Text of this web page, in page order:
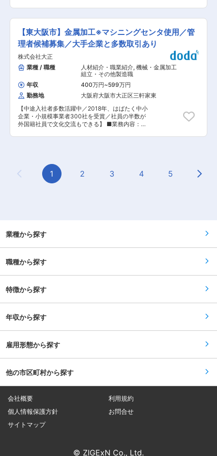
社工場保有・豊富な実績のもとで他にない商品を
社内で連携して製造・お客様にお届けしていま
を超えて会社全体で連携しながら仕事を進められ
るのも強みです。
範囲：会社の定める業務
ク・バス等）の点検・整備・修理等をご担当いた
だきます。 ・定期点検・緊急時修理 ・エンジン
やミッション等の分解整備 ・電装の点検・修理
【変更の範囲：会社の定める業務】 ■魅力： ・
整備と受付業務が分業されているため、整備士の
窓口対応は一切なし ・2〜4名のチームで取り組
むため、安心して仕事ができる体制 ・大型車整備
に必要な補助設備（フロアリフト等）も充実 ・業
務で使用する工具は会社が貸与、共用工具も充実
・鈑金・塗装も分業しており、各専用ブースあり
・入社時にOJT、その後は技術取得のための研修
あり ・有休取得率も高い！ ■社員の声： ◆大型
車は初めてだったので重量が心配でしたが、専用
工具が完備されていてすぐ重さにも慣れました。
乗用車と比べ大きくて不安がありましたが、先輩
のフォローもあり、設備や工具が充実していて思
もあり整備作業に集中できませんでした。そんな
中UDで働いていた友人から窓口対応もなく人間
関係もいいことを聞き、転職を決めました。 （中
研修なども行っています。 ■就業環境： ・法人
す。 ・残業抑制に取り組んでおり、平均残業は月
20〜30時間程度です。 ■将来のキャリアパス：
・整備のスペシャリストはもちろん、検査員、技
ローラー等幅広いキャリアにチャレンジできま
【東大阪市】金属加工※マシニングセンタ使用／管
理者候補募集／大手企業と多数取引あり
株式会社大正
業種 / 職種
人材紹介・職業紹介, 機械・金属加工
組立・その他製造職
年収
400万円~599万円
勤務地
大阪府大阪市大正区三軒家東
【中途入社者多数活躍中／2018年、はばたく中小
企業・小規模事業者300社を受賞／社員の半数が
外国籍社員で文化交流もできる】 ■業務内容：
工のためのプログラミング→切削加工 ※毎回違っ
た図面が来るので、どのように加工できるかアイ
デアを出しながら業務を進めていただくことがで
どおり、うち同社社員が40名、派遣（グループ会
社）の方も多く在籍しています。ご年齢は20代〜
50代と幅広くご活躍されています（ボリュームゾ
の大きな特徴として、社員の5割(工場は7割)が外
本在住者の方など様々ですが、みなさん技術習得
の意欲は高いです。日本語も堪能なため、円滑に
コミュニケーションを取っていただけます。 ま
す。 ※メディア掲載実績→http://www.sankyo-
しい案件に自由な発想で取り組めます 《環境も
◎》働きやすさを追求。意見や要望も大歓迎 精密
機械部品を1929年創業時より製造し、技術を磨い
災機器等業界等と幅広く納入しております。小ロ
習得することが可能です。 ■取引先： (株)ダイヘ
ン/ヤマトプロテック(株)/大成工業
(株)/(株)LIXIL/(株)千代田精機といった大手企業が
メインです。また、2018年にははばたく中小企
の範囲：会社の定める業務
Previous Page
1 2 3 4 5
業種から探す
職種から探す
特徴から探す
年収から探す
雇用形態から探す
他の市区町村から探す
会社概要
利用規約
個人情報保護方針
お問合せ
サイトマップ
© ZIGExN Co., Ltd.